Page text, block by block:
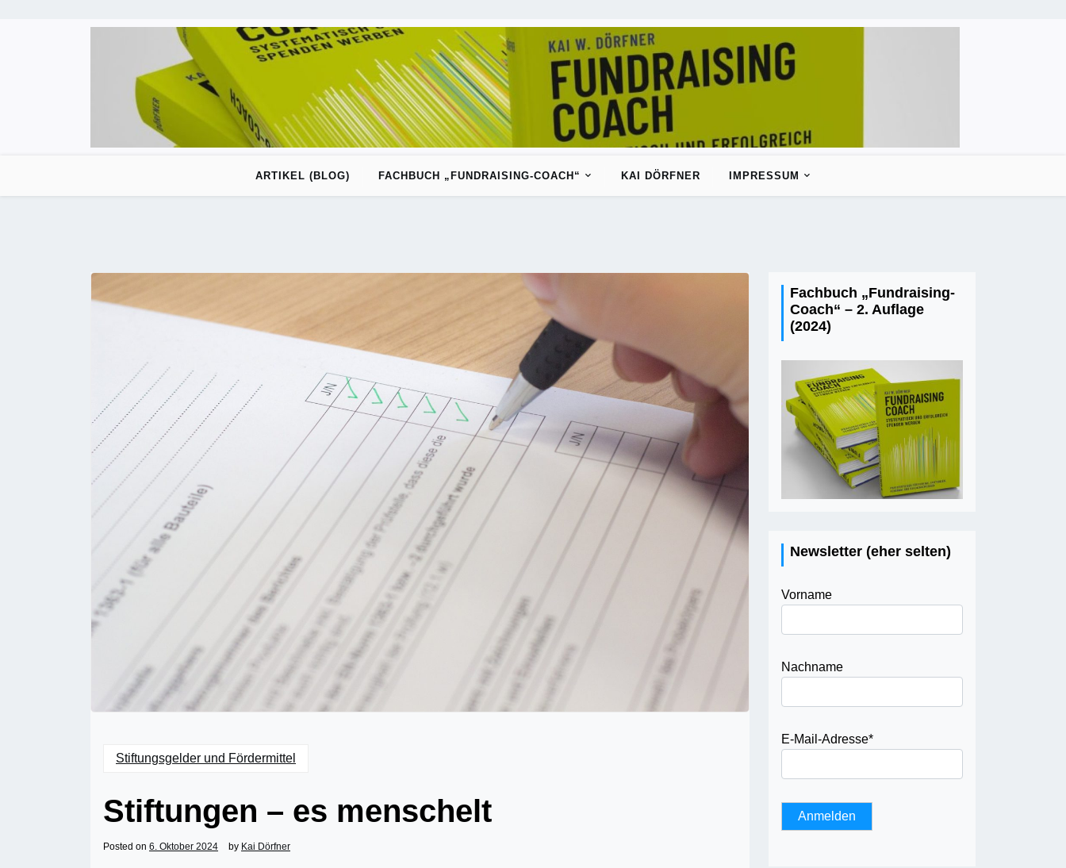
ARTIKEL (BLOG) FACHBUCH „FUNDRAISING-COACH“ KAI DÖRFNER IMPRESSUM
Stiftungsgelder und Fördermittel
Stiftungen – es menschelt
Posted on 6. Oktober 2024 by Kai Dörfner
Fachbuch „Fundraising-
Coach“ – 2. Auflage
(2024)
Newsletter (eher selten)
Vorname
Nachname
E-Mail-Adresse*